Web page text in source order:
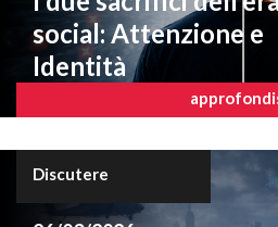
social: Attenzione e
Identità
Discutere